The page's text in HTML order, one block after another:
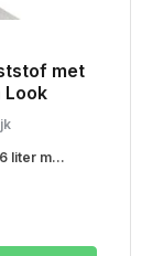
met
Look
liter m...